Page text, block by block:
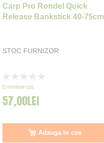
Carp Pro Rondel Quick
Release Bankstick 40-75cm
STOC FURNIZOR
0%
0 review-uri
57,00LEI
Adauga in cos